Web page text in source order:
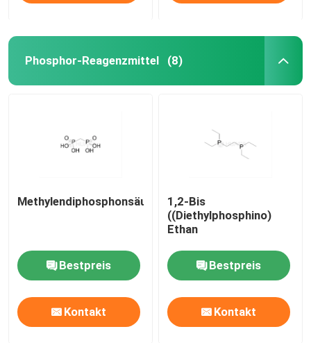
Phosphor-Reagenzmittel (8)
Methylendiphosphonsäure
Bestpreis
Kontakt
1,2-Bis
((Diethylphosphino)
Ethan
Bestpreis
Kontakt